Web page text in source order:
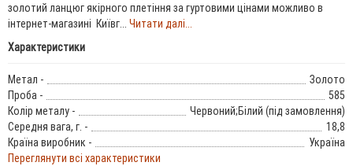
золотий ланцюг якірного плетіння за гуртовими цінами можливо в
інтернет-магазині Київг... Читати далі...
Характеристики
Метал -
Золото
Проба -
585
Колір металу -
Червоний;Білий (під замовлення)
Середня вага, г. -
18,8
Країна виробник -
Україна
Переглянути всі характеристики